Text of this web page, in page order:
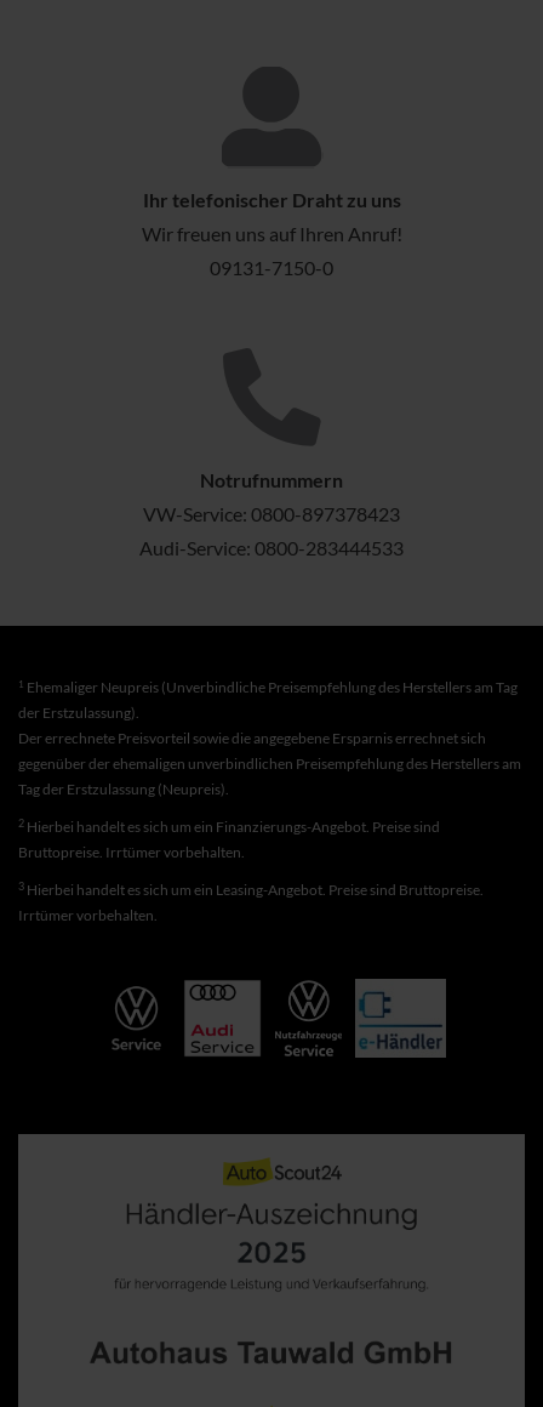
Ihr telefonischer Draht zu uns
Wir freuen uns auf Ihren Anruf!
09131-7150-0
Notrufnummern
VW-Service: 0800-897378423
Audi-Service: 0800-283444533
1 Ehemaliger Neupreis (Unverbindliche Preisempfehlung des Herstellers am Tag
der Erstzulassung).
Der errechnete Preisvorteil sowie die angegebene Ersparnis errechnet sich
gegenüber der ehemaligen unverbindlichen Preisempfehlung des Herstellers am
Tag der Erstzulassung (Neupreis).
2 Hierbei handelt es sich um ein Finanzierungs-Angebot. Preise sind
Bruttopreise. Irrtümer vorbehalten.
3 Hierbei handelt es sich um ein Leasing-Angebot. Preise sind Bruttopreise.
Irrtümer vorbehalten.